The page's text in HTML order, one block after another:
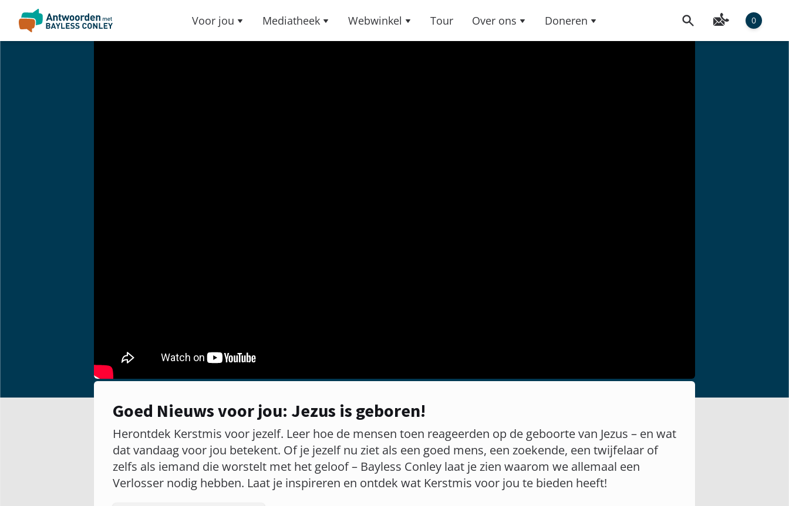
Voor jou Mediatheek Webwinkel Tour Over ons Doneren 0
Goed Nieuws voor jou: Jezus is geboren!
Herontdek Kerstmis voor jezelf. Leer hoe de mensen toen reageerden op de geboorte van Jezus – en wat
dat vandaag voor jou betekent. Of je jezelf nu ziet als een goed mens, een zoekende, een twijfelaar of
zelfs als iemand die worstelt met het geloof – Bayless Conley laat je zien waarom we allemaal een
Verlosser nodig hebben. Laat je inspireren en ontdek wat Kerstmis voor jou te bieden heeft!